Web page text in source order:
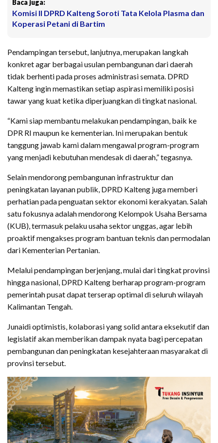
Baca juga:
Komisi II DPRD Kalteng Soroti Tata Kelola Plasma dan
Koperasi Petani di Bartim
Pendampingan tersebut, lanjutnya, merupakan langkah
konkret agar berbagai usulan pembangunan dari daerah
tidak berhenti pada proses administrasi semata. DPRD
Kalteng ingin memastikan setiap aspirasi memiliki posisi
tawar yang kuat ketika diperjuangkan di tingkat nasional.
“Kami siap membantu melakukan pendampingan, baik ke
DPR RI maupun ke kementerian. Ini merupakan bentuk
tanggung jawab kami dalam mengawal program-program
yang menjadi kebutuhan mendesak di daerah,” tegasnya.
Selain mendorong pembangunan infrastruktur dan
peningkatan layanan publik, DPRD Kalteng juga memberi
perhatian pada penguatan sektor ekonomi kerakyatan. Salah
satu fokusnya adalah mendorong Kelompok Usaha Bersama
(KUB), termasuk pelaku usaha sektor unggas, agar lebih
proaktif mengakses program bantuan teknis dan permodalan
dari Kementerian Pertanian.
Melalui pendampingan berjenjang, mulai dari tingkat provinsi
hingga nasional, DPRD Kalteng berharap program-program
pemerintah pusat dapat terserap optimal di seluruh wilayah
Kalimantan Tengah.
Junaidi optimistis, kolaborasi yang solid antara eksekutif dan
legislatif akan memberikan dampak nyata bagi percepatan
pembangunan dan peningkatan kesejahteraan masyarakat di
provinsi tersebut.